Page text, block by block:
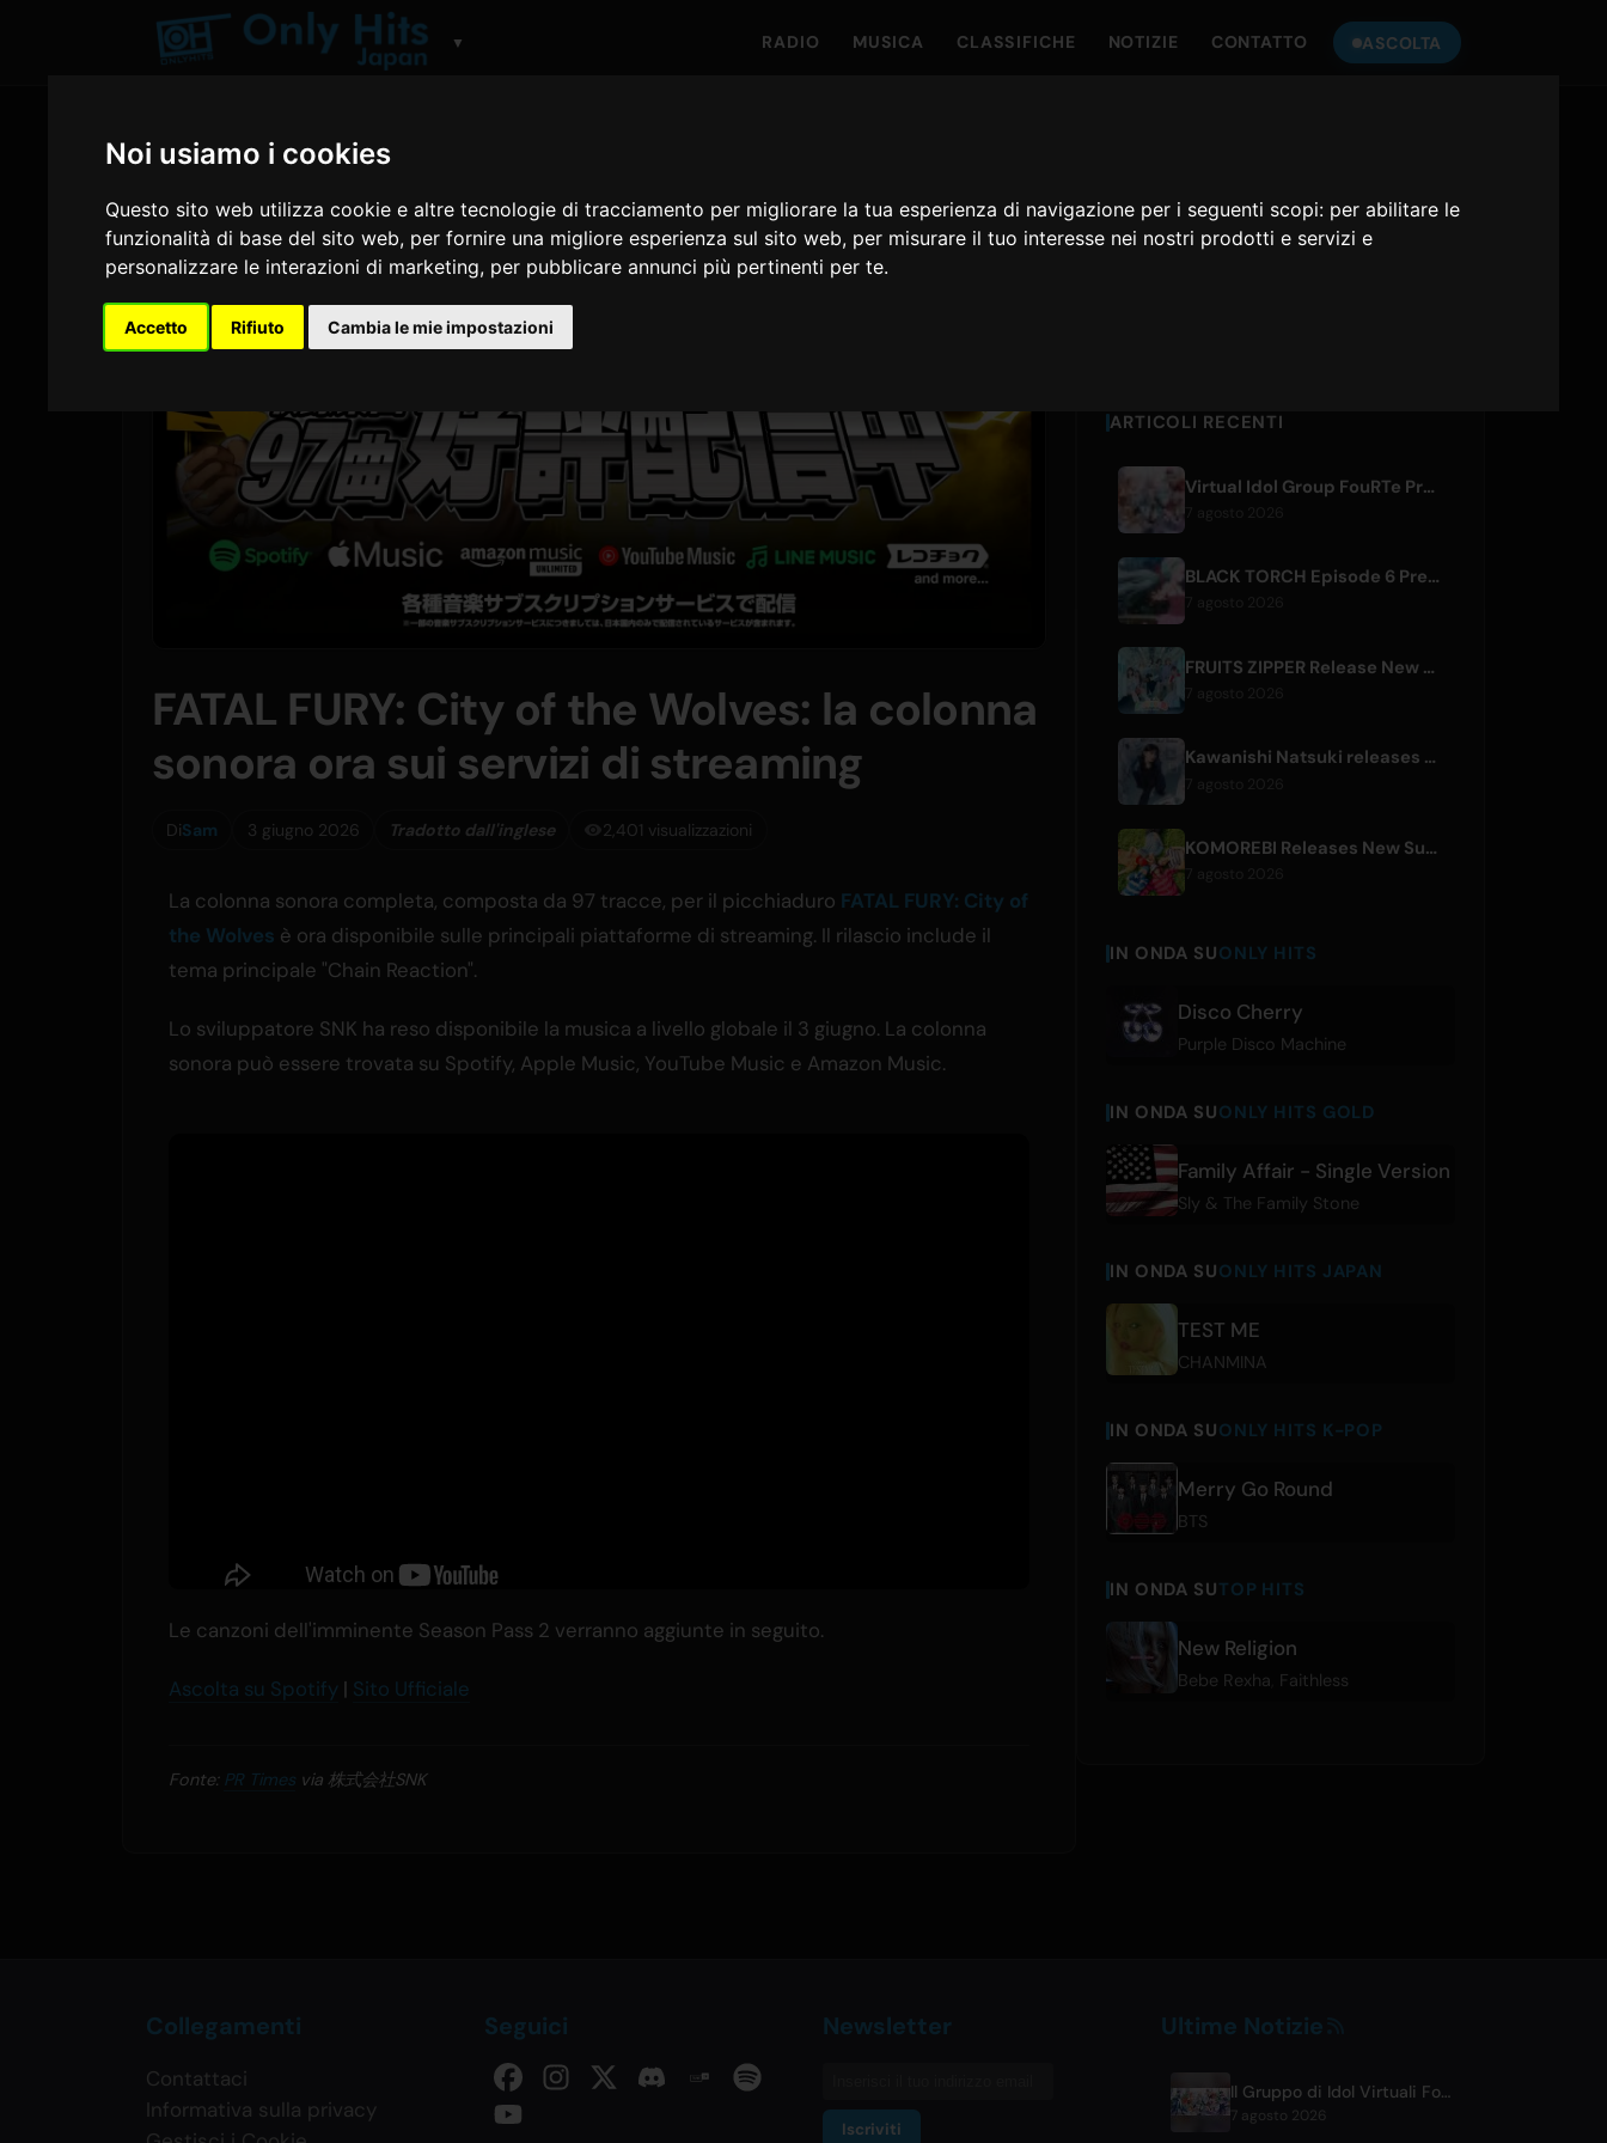
Noi usiamo i cookies
Questo sito web utilizza cookie e altre tecnologie di tracciamento per migliorare la tua esperienza di navigazione per i seguenti scopi: per abilitare le
funzionalità di base del sito web, per fornire una migliore esperienza sul sito web, per misurare il tuo interesse nei nostri prodotti e servizi e
personalizzare le interazioni di marketing, per pubblicare annunci più pertinenti per te.
Accetto Rifiuto Cambia le mie impostazioni
▼ RADIO MUSICA CLASSIFICHE NOTIZIE CONTATTO ASCOLTA
FATAL FURY: City of the Wolves: la colonna
sonora ora sui servizi di streaming
DiSam 3 giugno 2026 Tradotto dall'inglese 2,401 visualizzazioni
La colonna sonora completa, composta da 97 tracce, per il picchiaduro FATAL FURY: City of
the Wolves è ora disponibile sulle principali piattaforme di streaming. Il rilascio include il
tema principale "Chain Reaction".
Lo sviluppatore SNK ha reso disponibile la musica a livello globale il 3 giugno. La colonna
sonora può essere trovata su Spotify, Apple Music, YouTube Music e Amazon Music.
Le canzoni dell'imminente Season Pass 2 verranno aggiunte in seguito.
Ascolta su Spotify | Sito Ufficiale
Fonte: PR Times via 株式会社SNK
ARTICOLI RECENTI
Virtual Idol Group FouRTe Project Debuts with 'ALL IN' Album Produced by m-flo's ☆Taku Takahashi
7 agosto 2026
BLACK TORCH Episode 6 Preview and Streaming Details
FRUITS ZIPPER Release New Collaboration Song '1,2,3,FOOOOUR'
Kawanishi Natsuki releases digital single 'Sayonara wa Ichiban Kirei na Atashi de'
KOMOREBI Releases New Summer Single 'Letsu Natsu'
7 agosto 2026
IN ONDA SUONLY HITS
Disco Cherry
Purple Disco Machine
IN ONDA SUONLY HITS GOLD
Family Affair - Single Version
Sly & The Family Stone
IN ONDA SUONLY HITS JAPAN
TEST ME
CHANMINA
IN ONDA SUONLY HITS K-POP
Merry Go Round
BTS
IN ONDA SUTOP HITS
New Religion
Bebe Rexha Faithless
Collegamenti
Contattaci
Informativa sulla privacy
Seguici Newsletter
Iscriviti
Ultime Notizie
Il Gruppo di Idol Virtuali FouRTe Project Debutta con l'Album 'ALL IN' Prodotto da ☆Taku Takahashi degli m-flo
7 agosto 2026